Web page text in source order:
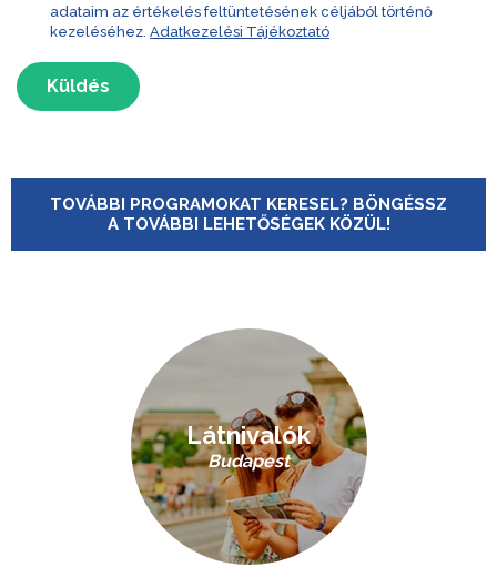
adataim az értékelés feltüntetésének céljából történő
kezeléséhez. Adatkezelési Tájékoztató
Küldés
TOVÁBBI PROGRAMOKAT KERESEL? BÖNGÉSSZ
A TOVÁBBI LEHETŐSÉGEK KÖZÜL!
Látnivalók
Budapest